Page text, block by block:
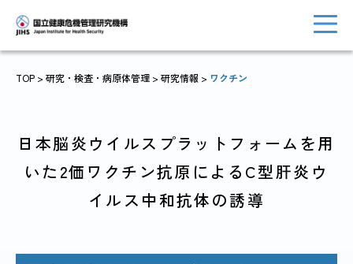
TOP > 研究・検査・病原体管理 > 研究情報 > ワクチン
日本脳炎ウイルスプラットフォームを用
いた2価ワクチン抗原によるC型肝炎ウ
イルス中和抗体の誘導